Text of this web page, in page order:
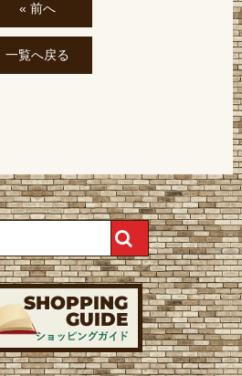
« 前へ
一覧へ戻る